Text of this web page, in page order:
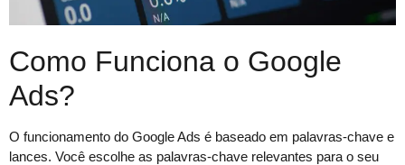
Como Funciona o Google
Ads?
O funcionamento do Google Ads é baseado em palavras-chave e
lances. Você escolhe as palavras-chave relevantes para o seu